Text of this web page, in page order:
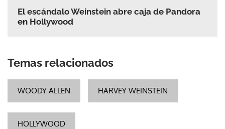
El escándalo Weinstein abre caja de Pandora
en Hollywood
Temas relacionados
WOODY ALLEN HARVEY WEINSTEIN
HOLLYWOOD